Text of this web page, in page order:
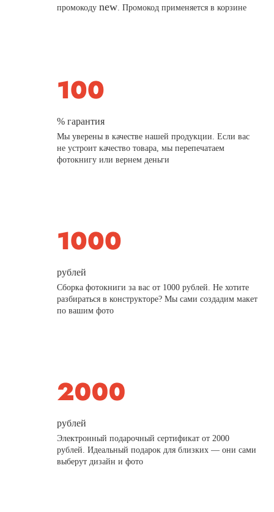
промокодуnew. Промокод применяется в корзине
% гарантия
Мы уверены в качестве нашей продукции. Если вас
не устроит качество товара, мы перепечатаем
фотокнигу или вернем деньги
рублей
Сборка фотокниги за вас от 1000 рублей. Не хотите
разбираться в конструкторе? Мы сами создадим макет
по вашим фото
рублей
Электронный подарочный сертификат от 2000
рублей. Идеальный подарок для близких — они сами
выберут дизайн и фото